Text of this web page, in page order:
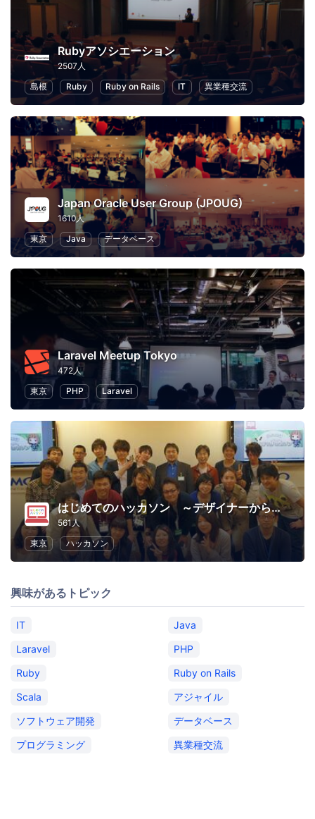
Rubyアソシエーション
2507人
島根
Ruby Ruby on Rails IT 異業種交流
Japan Oracle User Group (JPOUG)
1610人
東京
Java データベース
Laravel Meetup Tokyo
472人
東京
PHP Laravel
はじめてのハッカソン ～デザイナーからプログラマーまで～
561人
東京
ハッカソン
興味があるトピック
IT
Java
Laravel
PHP
Ruby
Ruby on Rails
Scala
アジャイル
ソフトウェア開発
データベース
プログラミング
異業種交流